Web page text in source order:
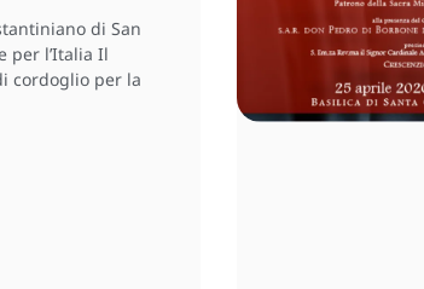
di San
per l’Italia Il
cordoglio per la